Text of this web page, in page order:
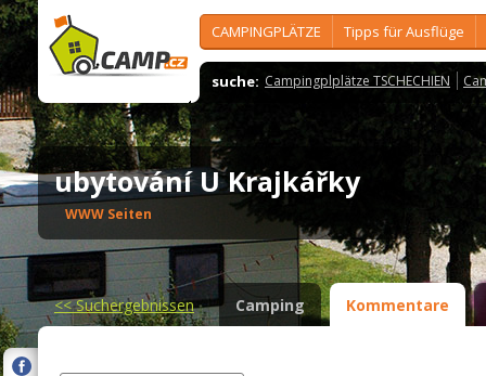
CAMPINGPLÄTZE Tipps für Ausflüge
suche: Campingplplätze TSCHECHIEN
ubytování U Krajkářky
WWW Seiten
<<Suchergebnissen Camping Kommentare